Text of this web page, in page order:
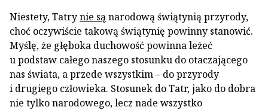
Niestety, Tatrynie sąnarodową świątynią przyrody,
choć oczywiście takową świątynię powinny stanowić.
Myślę, że głęboka duchowość powinna leżeć
u podstaw całego naszego stosunku do otaczającego
nas świata, a przede wszystkim – do przyrody
i drugiego człowieka. Stosunek do Tatr, jako do dobra
nie tylko narodowego, lecz nade wszystko